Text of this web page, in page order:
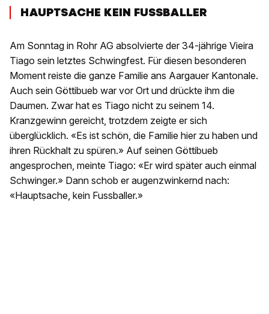
HAUPTSACHE KEIN FUSSBALLER
Am Sonntag in Rohr AG absolvierte der 34-jährige Vieira
Tiago sein letztes Schwingfest. Für diesen besonderen
Moment reiste die ganze Familie ans Aargauer Kantonale.
Auch sein Göttibueb war vor Ort und drückte ihm die
Daumen. Zwar hat es Tiago nicht zu seinem 14.
Kranzgewinn gereicht, trotzdem zeigte er sich
überglücklich. «Es ist schön, die Familie hier zu haben und
ihren Rückhalt zu spüren.» Auf seinen Göttibueb
angesprochen, meinte Tiago: «Er wird später auch einmal
Schwinger.» Dann schob er augenzwinkernd nach:
«Hauptsache, kein Fussballer.»